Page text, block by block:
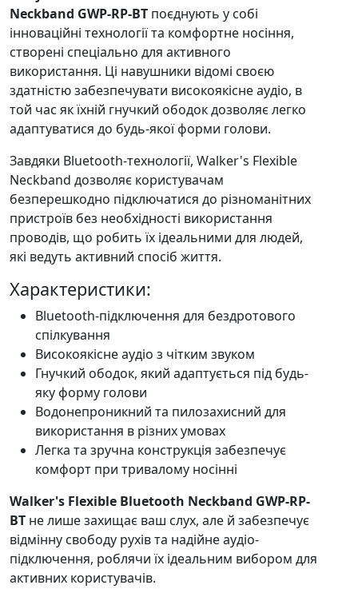
Neckband GWP-RP-BT поєднують у собі
інноваційні технології та комфортне носіння,
створені спеціально для активного
використання. Ці навушники відомі своєю
здатністю забезпечувати високоякісне аудіо, в
той час як їхній гнучкий ободок дозволяє легко
адаптуватися до будь-якої форми голови.
Завдяки Bluetooth-технології, Walker's Flexible
Neckband дозволяє користувачам
безперешкодно підключатися до різноманітних
пристроїв без необхідності використання
проводів, що робить їх ідеальними для людей,
які ведуть активний спосіб життя.
Характеристики:
Bluetooth-підключення для бездротового
спілкування
Високоякісне аудіо з чітким звуком
Гнучкий ободок, який адаптується під будь-
яку форму голови
Водонепроникний та пилозахисний для
використання в різних умовах
Легка та зручна конструкція забезпечує
комфорт при тривалому носінні
Walker's Flexible Bluetooth Neckband GWP-RP-
BT не лише захищає ваш слух, але й забезпечує
відмінну свободу рухів та надійне аудіо-
підключення, роблячи їх ідеальним вибором для
активних користувачів.